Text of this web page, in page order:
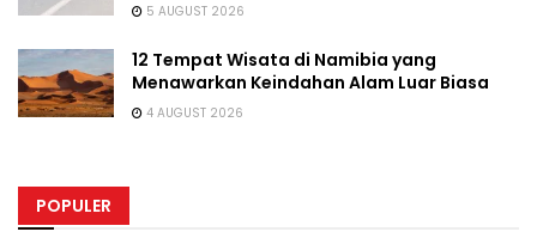
5 AUGUST 2026
12 Tempat Wisata di Namibia yang
Menawarkan Keindahan Alam Luar Biasa
4 AUGUST 2026
POPULER